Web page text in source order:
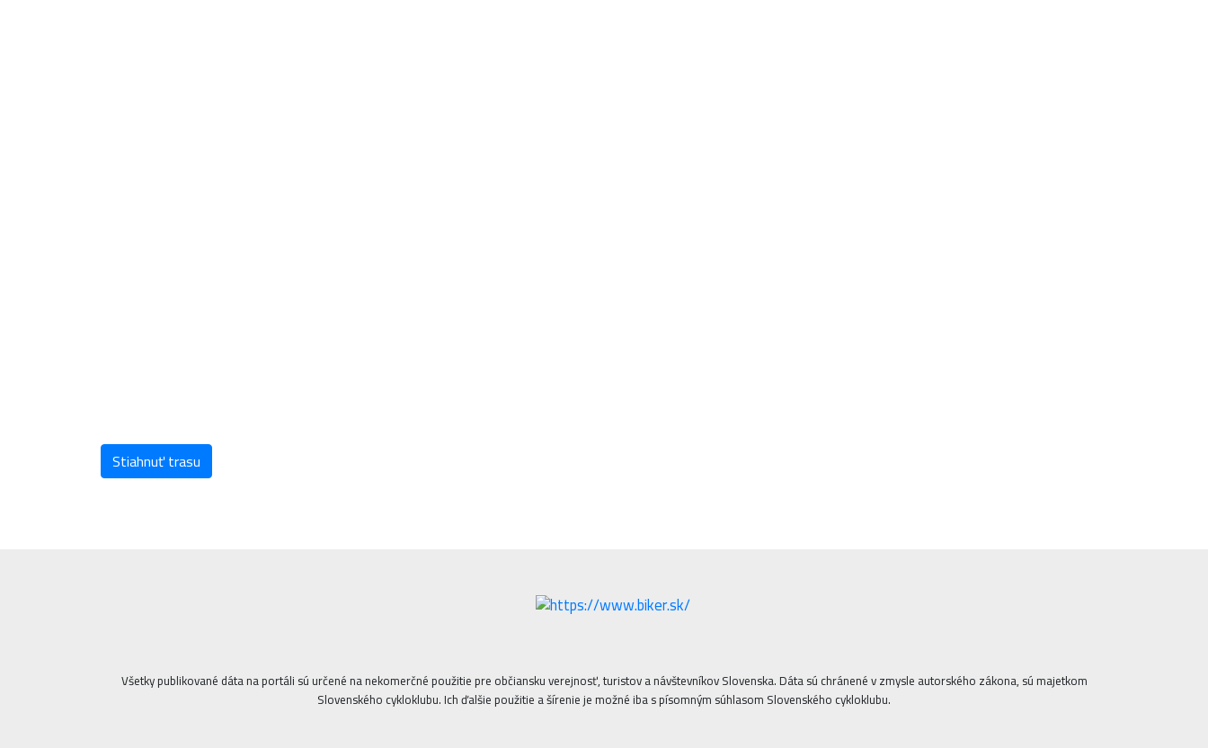
Stiahnuť trasu
Všetky publikované dáta na portáli sú určené na nekomerčné použitie pre občiansku verejnosť, turistov a návštevníkov Slovenska. Dáta sú chránené v zmysle autorského zákona, sú majetkom
Slovenského cykloklubu. Ich ďalšie použitie a šírenie je možné iba s písomným súhlasom Slovenského cykloklubu.